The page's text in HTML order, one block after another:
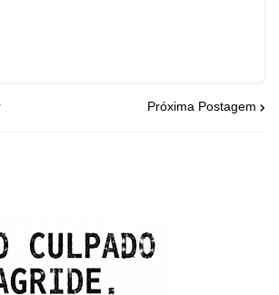
Próxima Postagem